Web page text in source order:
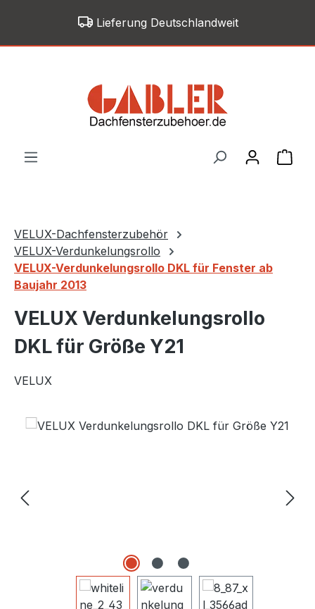
Zum Hauptinhalt springenLieferung Deutschlandweit
VELUX-Dachfensterzubehör
VELUX-Verdunkelungsrollo
VELUX-Verdunkelungsrollo DKL für Fenster ab
Baujahr 2013
VELUX Verdunkelungsrollo
DKL für Größe Y21
VELUX
Bildergalerie überspringen